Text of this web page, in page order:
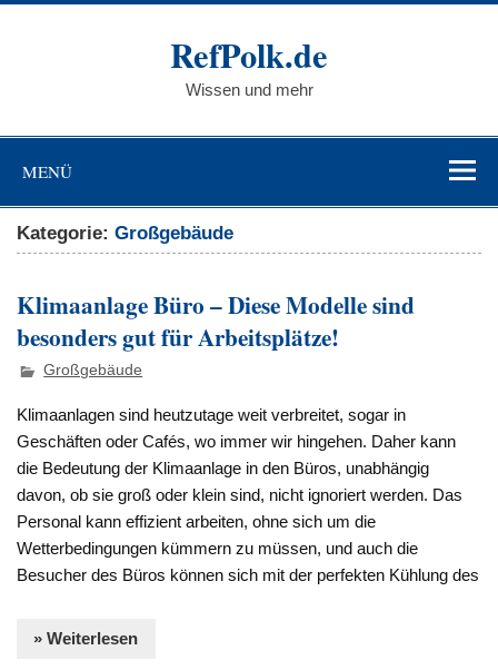
Zum
RefPolk.de
Wissen und mehr
MENÜ
Kategorie:Großgebäude
Klimaanlage Büro – Diese Modelle sind
besonders gut für Arbeitsplätze!
Großgebäude
Klimaanlagen sind heutzutage weit verbreitet, sogar in
Geschäften oder Cafés, wo immer wir hingehen. Daher kann
die Bedeutung der Klimaanlage in den Büros, unabhängig
davon, ob sie groß oder klein sind, nicht ignoriert werden. Das
Personal kann effizient arbeiten, ohne sich um die
Wetterbedingungen kümmern zu müssen, und auch die
Besucher des Büros können sich mit der perfekten Kühlung des
» Weiterlesen